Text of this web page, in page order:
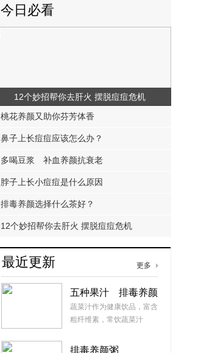
今日必看
12个妙招帮你去肝火 摆脱痘痘危机
桃花养颜又助你芬芳体香
鼻子上长痘痘应该怎么办？
多喝豆浆 补血养颜抗衰老
脖子上长小痘痘是什么原因
排毒养颜选择什么茶好？
12个妙招帮你去肝火 摆脱痘痘危机
最近更新 更多
五种果汁 排毒养颜
蔬菜汁作为健康饮品，富含
粗纤维素，常饮蔬菜汁
排毒养颜粥